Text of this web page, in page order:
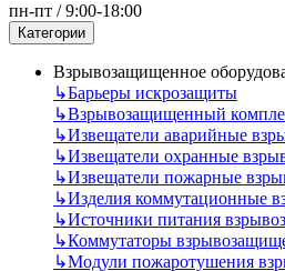
пн-пт / 9:00-18:00
Категории
Взрывозащищенное
↳Барьеры искрозащиты
↳Взрывозащищенный
↳Извещатели аварийные
↳Извещатели охранные
↳Извещатели пожарные
↳Изделия коммутационные
↳Источники питания
↳Коммутаторы
↳Модули пожаротушения